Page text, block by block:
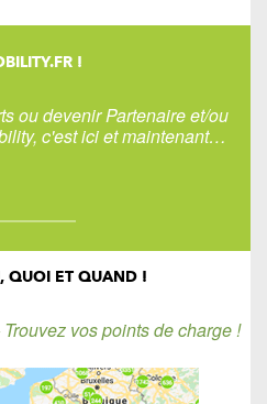
!
ou devenir Partenaire et/ou
c'est ici et maintenant…
QUOI ET QUAND !
vos points de charge !